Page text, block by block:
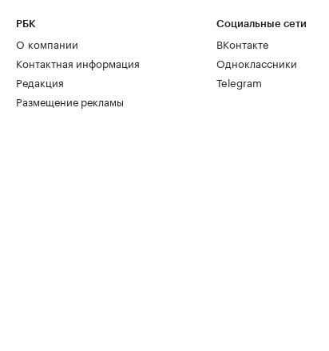
РБК
О компании
Контактная информация
Редакция
Размещение рекламы
Социальные сети
ВКонтакте
Одноклассники
Telegram